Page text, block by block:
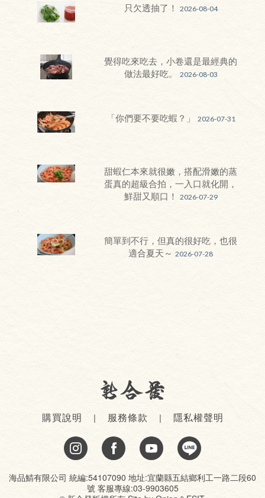
只欠透抽了！ 2026-08-04
覺得吃來吃去，小卷還是最經典的
做法最好吃。
2026-08-03
「你們要不要吃蝦？」 2026-07-31
甜蝦仁本來就很嫩，搭配滑嫩的蒸
蛋真的超級合拍，一入口就化開，
鮮甜又順口！
2026-07-29
簡單到不行，但真的很好吃，也很
適合夏天～ 2026-07-28
購買說明 服務條款 隱私權聲明
海品鯖有限公司 統編:54107090 地址:宜蘭縣五結鄉利工一路二段60
號 客服專線:03-9903605